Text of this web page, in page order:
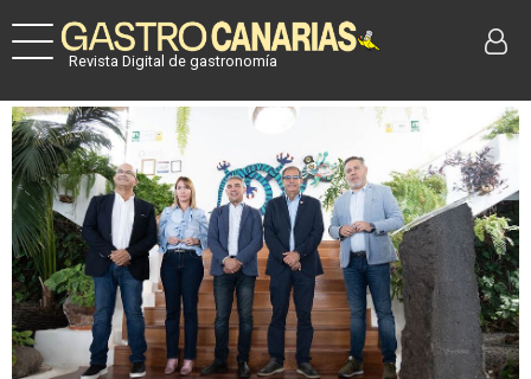
Revista Digital de gastronomía